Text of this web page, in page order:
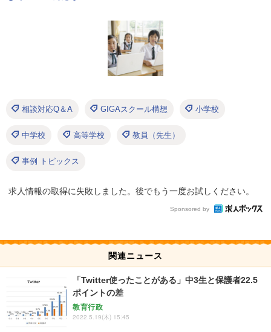
相談対応Q＆A GIGAスクール構想 小学校
中学校 高等学校 教員（先生）
事例 トピックス
求人情報の取得に失敗しました。後でもう一度お試しください。
Sponsored by
関連ニュース
「Twitter使ったことがある」中3生と保護者22.5
ポイントの差
教育行政
2022.5.19(木) 15:45